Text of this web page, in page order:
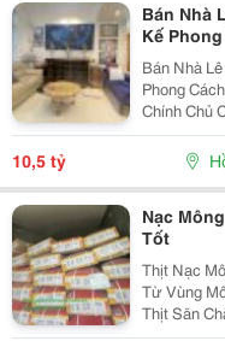
Bán Nhà
Kế
10.5 Tỷ
Bán Nhà
Phong
Chính Chủ
Kỹ Về
Ở Lâu
10,5 tỷ
Nạc
Tốt
Thịt Nạc
Từ Vùng
Thịt Săn
Có Lớp Mỡ